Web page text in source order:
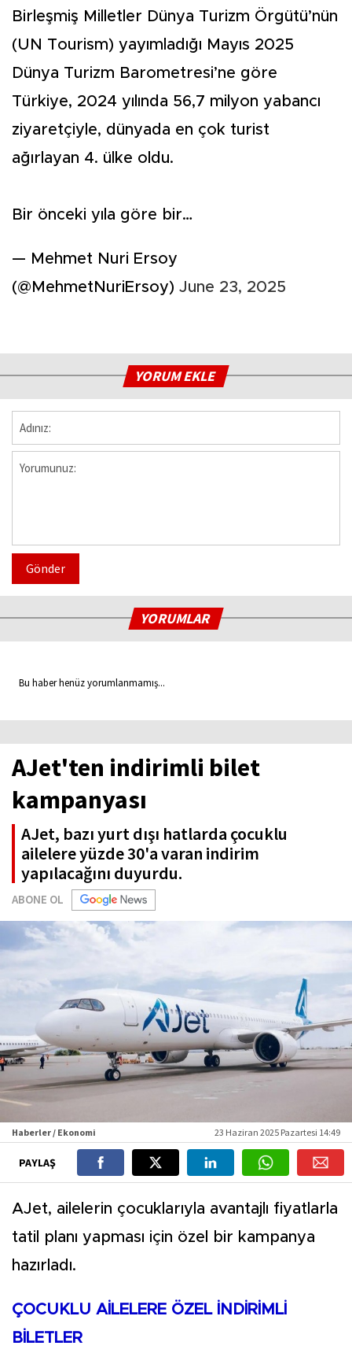
Birleşmiş Milletler Dünya Turizm Örgütü’nün
(UN Tourism) yayımladığı Mayıs 2025
Dünya Turizm Barometresi’ne göre
Türkiye, 2024 yılında 56,7 milyon yabancı
ziyaretçiyle, dünyada en çok turist
ağırlayan 4. ülke oldu.
Bir önceki yıla göre bir…
— Mehmet Nuri Ersoy
(@MehmetNuriErsoy) June 23, 2025
YORUM EKLE
Gönder
YORUMLAR
Bu haber henüz yorumlanmamış...
AJet'ten indirimli bilet
kampanyası
AJet, bazı yurt dışı hatlarda çocuklu
ailelere yüzde 30'a varan indirim
yapılacağını duyurdu.
ABONE OL
Haberler / Ekonomi 23 Haziran 2025 Pazartesi 14:49
PAYLAŞ
AJet, ailelerin çocuklarıyla avantajlı fiyatlarla
tatil planı yapması için özel bir kampanya
hazırladı.
ÇOCUKLU AİLELERE ÖZEL İNDİRİMLİ
BİLETLER